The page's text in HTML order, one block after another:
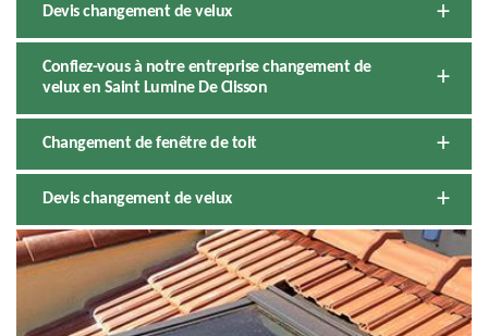
Devis changement de velux
Confiez-vous à notre entreprise changement de
velux en Saint Lumine De Clisson
Changement de fenêtre de toit
Devis changement de velux